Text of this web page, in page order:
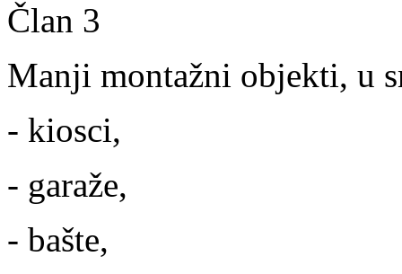
Član 3
Manji montažni objekti, u
- kiosci,
- garaže,
- bašte,